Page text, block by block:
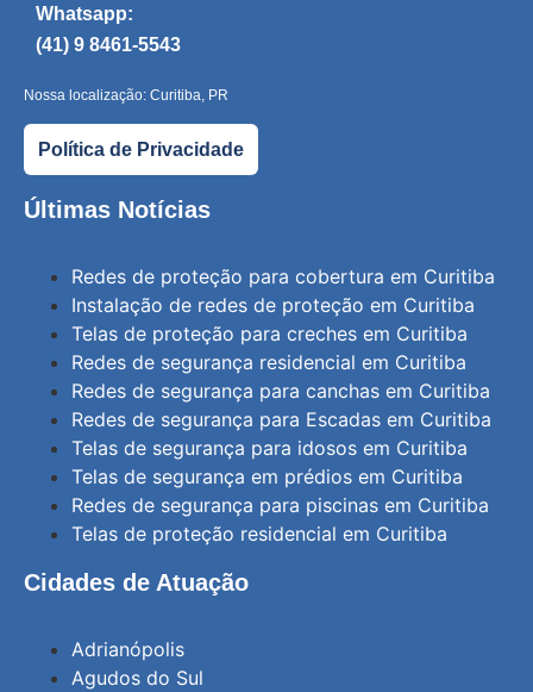
Whatsapp:
(41) 9 8461-5543
Nossa localização: Curitiba, PR
Política de Privacidade
Últimas Notícias
Redes de proteção para cobertura em Curitiba
Instalação de redes de proteção em Curitiba
Telas de proteção para creches em Curitiba
Redes de segurança residencial em Curitiba
Redes de segurança para canchas em Curitiba
Redes de segurança para Escadas em Curitiba
Telas de segurança para idosos em Curitiba
Telas de segurança em prédios em Curitiba
Redes de segurança para piscinas em Curitiba
Telas de proteção residencial em Curitiba
Cidades de Atuação
Adrianópolis
Agudos do Sul